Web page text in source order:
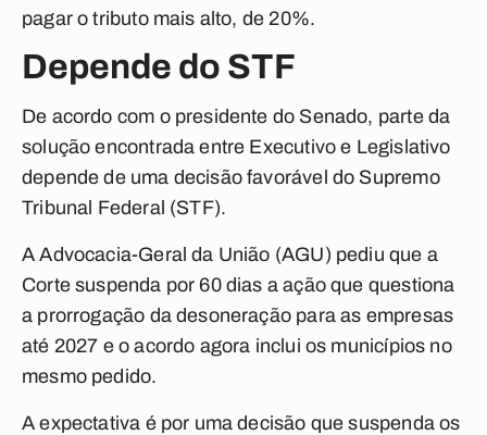
pagar o tributo mais alto, de 20%.
Depende do STF
De acordo com o presidente do Senado, parte da
solução encontrada entre Executivo e Legislativo
depende de uma decisão favorável do Supremo
Tribunal Federal (STF).
A Advocacia-Geral da União (AGU) pediu que a
Corte suspenda por 60 dias a ação que questiona
a prorrogação da desoneração para as empresas
até 2027 e o acordo agora inclui os municípios no
mesmo pedido.
A expectativa é por uma decisão que suspenda os